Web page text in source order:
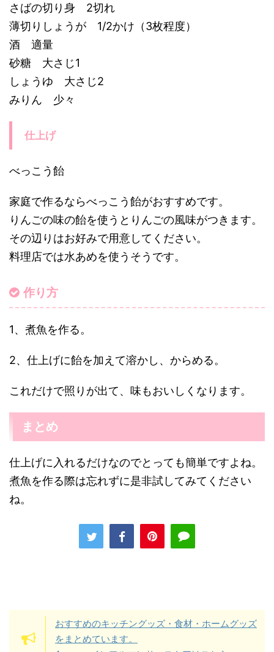
さばの切り身 2切れ
薄切りしょうが 1/2かけ（3枚程度）
酒 適量
砂糖 大さじ1
しょうゆ 大さじ2
みりん 少々
仕上げ
べっこう飴
家庭で作るならべっこう飴がおすすめです。
りんごの味の飴を使うとりんごの風味がつきます。
その辺りはお好みで用意してください。
料理店では水あめを使うそうです。
作り方
1、煮魚を作る。
2、仕上げに飴を加えて溶かし、からめる。
これだけで照りが出て、味もおいしくなります。
まとめ
仕上げに入れるだけなのでとっても簡単ですよね。
煮魚を作る際は忘れずに是非試してみてください
ね。
おすすめのキッチングッズ・食材・ホームグッズ
をまとめています。